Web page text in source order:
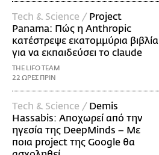
Τech & Science / Project
Panama: Πώς η Anthropic
κατέστρεψε εκατομμύρια βιβλία
για να εκπαιδεύσει το claude
THE LIFO TEAM
22 ΩΡΕΣ ΠΡΙΝ
Τech & Science / Demis
Hassabis: Αποχωρεί από την
ηγεσία της DeepMinds – Με
ποια project της Google θα